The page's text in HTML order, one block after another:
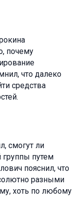
почему
что далеко
средства
смогут ли
группы путем
пояснил, что
разными
хоть по любому